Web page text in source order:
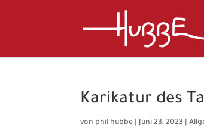
Karikatur des
von phil hubbe |Juni 23, 2023 |